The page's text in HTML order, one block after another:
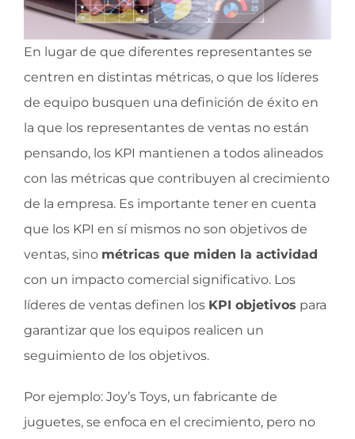
En lugar de que diferentes representantes se
centren en distintas métricas, o que los líderes
de equipo busquen una definición de éxito en
la que los representantes de ventas no están
pensando, los KPI mantienen a todos alineados
con las métricas que contribuyen al crecimiento
de la empresa. Es importante tener en cuenta
que los KPI en sí mismos no son objetivos de
ventas, sino métricas que miden la actividad
con un impacto comercial significativo. Los
líderes de ventas definen los KPI objetivos para
garantizar que los equipos realicen un
seguimiento de los objetivos.
Por ejemplo: Joy’s Toys, un fabricante de
juguetes, se enfoca en el crecimiento, pero no